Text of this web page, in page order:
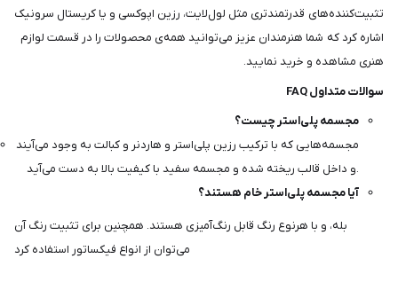
تثبیت‌کننده‌های قدرتمندتری مثل لول‌لایت، رزین اپوکسی و یا کریستال سرونیک
اشاره کرد که شما هنرمندان عزیز می‌توانید همه‌ی محصولات را در قسمت لوازم
هنری مشاهده و خرید نمایید.
سوالات متداول FAQ
مجسمه پلی‌استر چیست؟
و داخل قالب ریخته شده و مجسمه سفید با کیفیت بالا به دست می‌آید.
آیا مجسمه پلی‌استر خام هستند؟
بله، و با هرنوع رنگ قابل رنگ‌آمیزی هستند. همچنین برای تثبیت رنگ آن
می‌توان از انواع فیکساتور استفاده کرد